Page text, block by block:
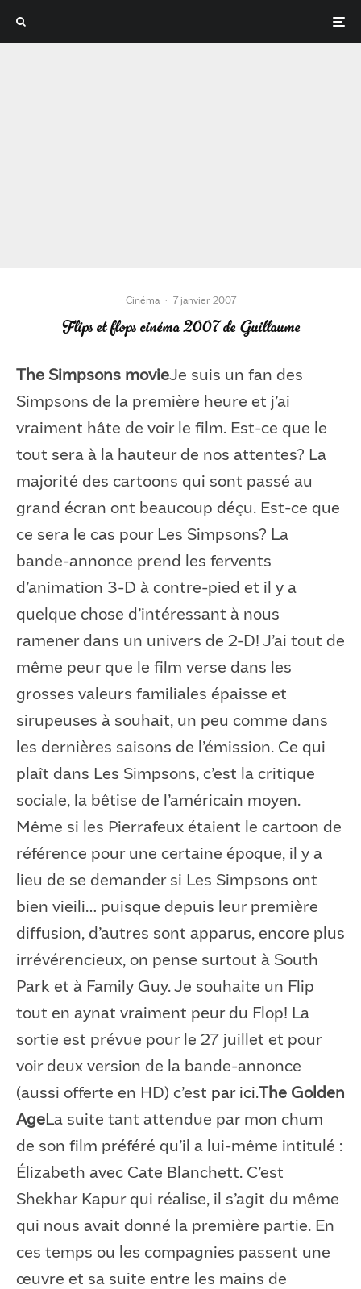
Cinéma · 7 janvier 2007
Flips et flops cinéma 2007 de Guillaume
The Simpsons movieJe suis un fan des
Simpsons de la première heure et j’ai
vraiment hâte de voir le film. Est-ce que le
tout sera à la hauteur de nos attentes? La
majorité des cartoons qui sont passé au
grand écran ont beaucoup déçu. Est-ce que
ce sera le cas pour Les Simpsons? La
bande-annonce prend les fervents
d’animation 3-D à contre-pied et il y a
quelque chose d’intéressant à nous
ramener dans un univers de 2-D! J’ai tout de
même peur que le film verse dans les
grosses valeurs familiales épaisse et
sirupeuses à souhait, un peu comme dans
les dernières saisons de l’émission. Ce qui
plaît dans Les Simpsons, c’est la critique
sociale, la bêtise de l’américain moyen.
Même si les Pierrafeux étaient le cartoon de
référence pour une certaine époque, il y a
lieu de se demander si Les Simpsons ont
bien vieili… puisque depuis leur première
diffusion, d’autres sont apparus, encore plus
irrévérencieux, on pense surtout à South
Park et à Family Guy. Je souhaite un Flip
tout en aynat vraiment peur du Flop! La
sortie est prévue pour le 27 juillet et pour
voir deux version de la bande-annonce
(aussi offerte en HD) c’est par ici.The Golden
AgeLa suite tant attendue par mon chum
de son film préféré qu’il a lui-même intitulé :
Élizabeth avec Cate Blanchett. C’est
Shekhar Kapur qui réalise, il s’agit du même
qui nous avait donné la première partie. En
ces temps ou les compagnies passent une
œuvre et sa suite entre les mains de